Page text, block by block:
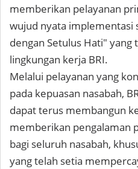
memberikan pelayanan
wujud nyata implementasi
dengan Setulus Hati" yang
lingkungan kerja BRI.
Melalui pelayanan yang
pada kepuasan nasabah,
dapat terus membangun
memberikan pengalaman
bagi seluruh nasabah,
yang telah setia